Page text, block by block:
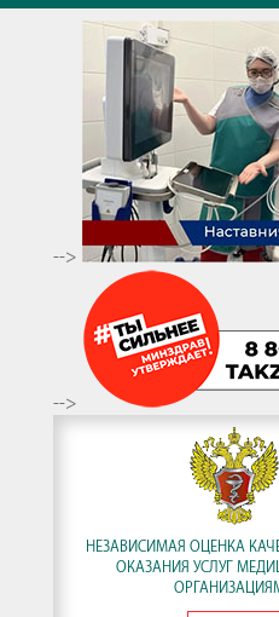
-->
-->
НЕЗАВИСИМАЯ ОЦЕНКА
ОКАЗАНИЯ УСЛУГ